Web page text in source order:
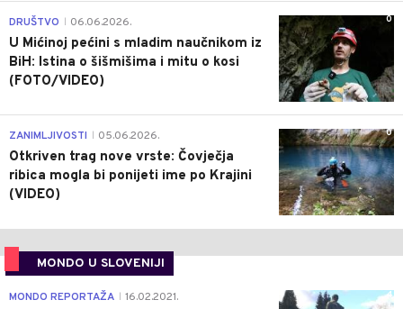
0
DRUŠTVO 06.06.2026.
U Mićinoj pećini s mladim naučnikom iz
BiH: Istina o šišmišima i mitu o kosi
(FOTO/VIDEO)
0
ZANIMLJIVOSTI 05.06.2026.
Otkriven trag nove vrste: Čovječja
ribica mogla bi ponijeti ime po Krajini
(VIDEO)
MONDO U SLOVENIJI
4
MONDO REPORTAŽA 16.02.2021.